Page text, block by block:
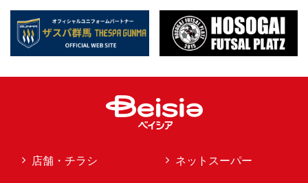
店舗・チラシ ネットスーパー